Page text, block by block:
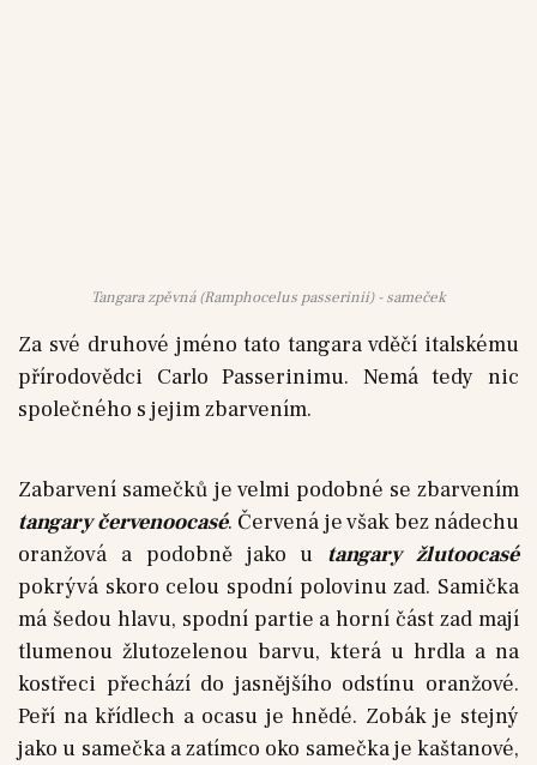
Tangara zpěvná (Ramphocelus passerinii) - sameček
Za své druhové jméno tato tangara vděčí italskému
přírodovědci Carlo Passerinimu. Nemá tedy nic
společného s jejim zbarvením.
Zabarvení samečků je velmi podobné se zbarvením
tangary červenoocasé. Červená je však bez nádechu
oranžová a podobně jako u tangary žlutoocasé
pokrývá skoro celou spodní polovinu zad. Samička
má šedou hlavu, spodní partie a horní část zad mají
tlumenou žlutozelenou barvu, která u hrdla a na
kostřeci přechází do jasnějšího odstínu oranžové.
Peří na křídlech a ocasu je hnědé. Zobák je stejný
jako u samečka a zatímco oko samečka je kaštanové,